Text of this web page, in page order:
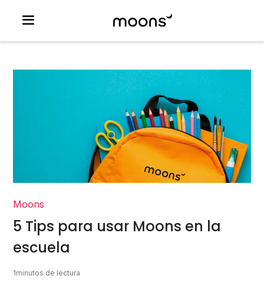
Moons
5 Tips para usar Moons en la
escuela
1minutos de lectura